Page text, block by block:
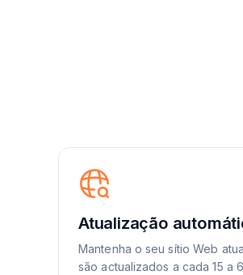
Atualização
Mantenha o seu sítio Web
são actualizados a cada 15 a